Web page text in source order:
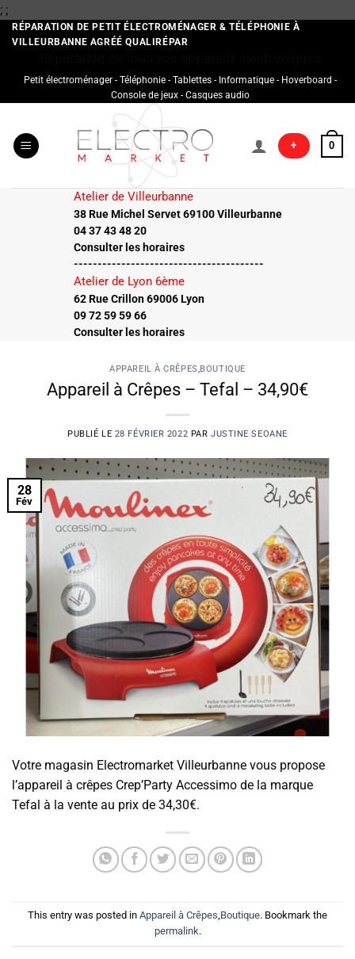
; ;Passer
au
contenu
RÉPARATION DE PETIT ÉLECTROMÉNAGER & TÉLÉPHONIE À
VILLEURBANNE AGRÉÉ QUALIRÉPAR
Petit électroménager - Téléphonie - Tablettes - Informatique - Hoverboard -
Console de jeux - Casques audio
+ 0
Atelier de Villeurbanne
38 Rue Michel Servet 69100 Villeurbanne
04 37 43 48 20
Consulter les horaires
----------------------------------------
Atelier de Lyon 6ème
62 Rue Crillon 69006 Lyon
09 72 59 59 66
Consulter les horaires
APPAREIL À CRÊPES,BOUTIQUE
Appareil à Crêpes – Tefal – 34,90€
PUBLIÉ LE 28 FÉVRIER 2022 PAR JUSTINE SEOANE
28
Fév
Votre magasin Electromarket Villeurbanne vous propose
l’appareil à crêpes Crep’Party Accessimo de la marque
Tefal à la vente au prix de 34,30€.
This entry was posted in Appareil à Crêpes,Boutique. Bookmark the
permalink.